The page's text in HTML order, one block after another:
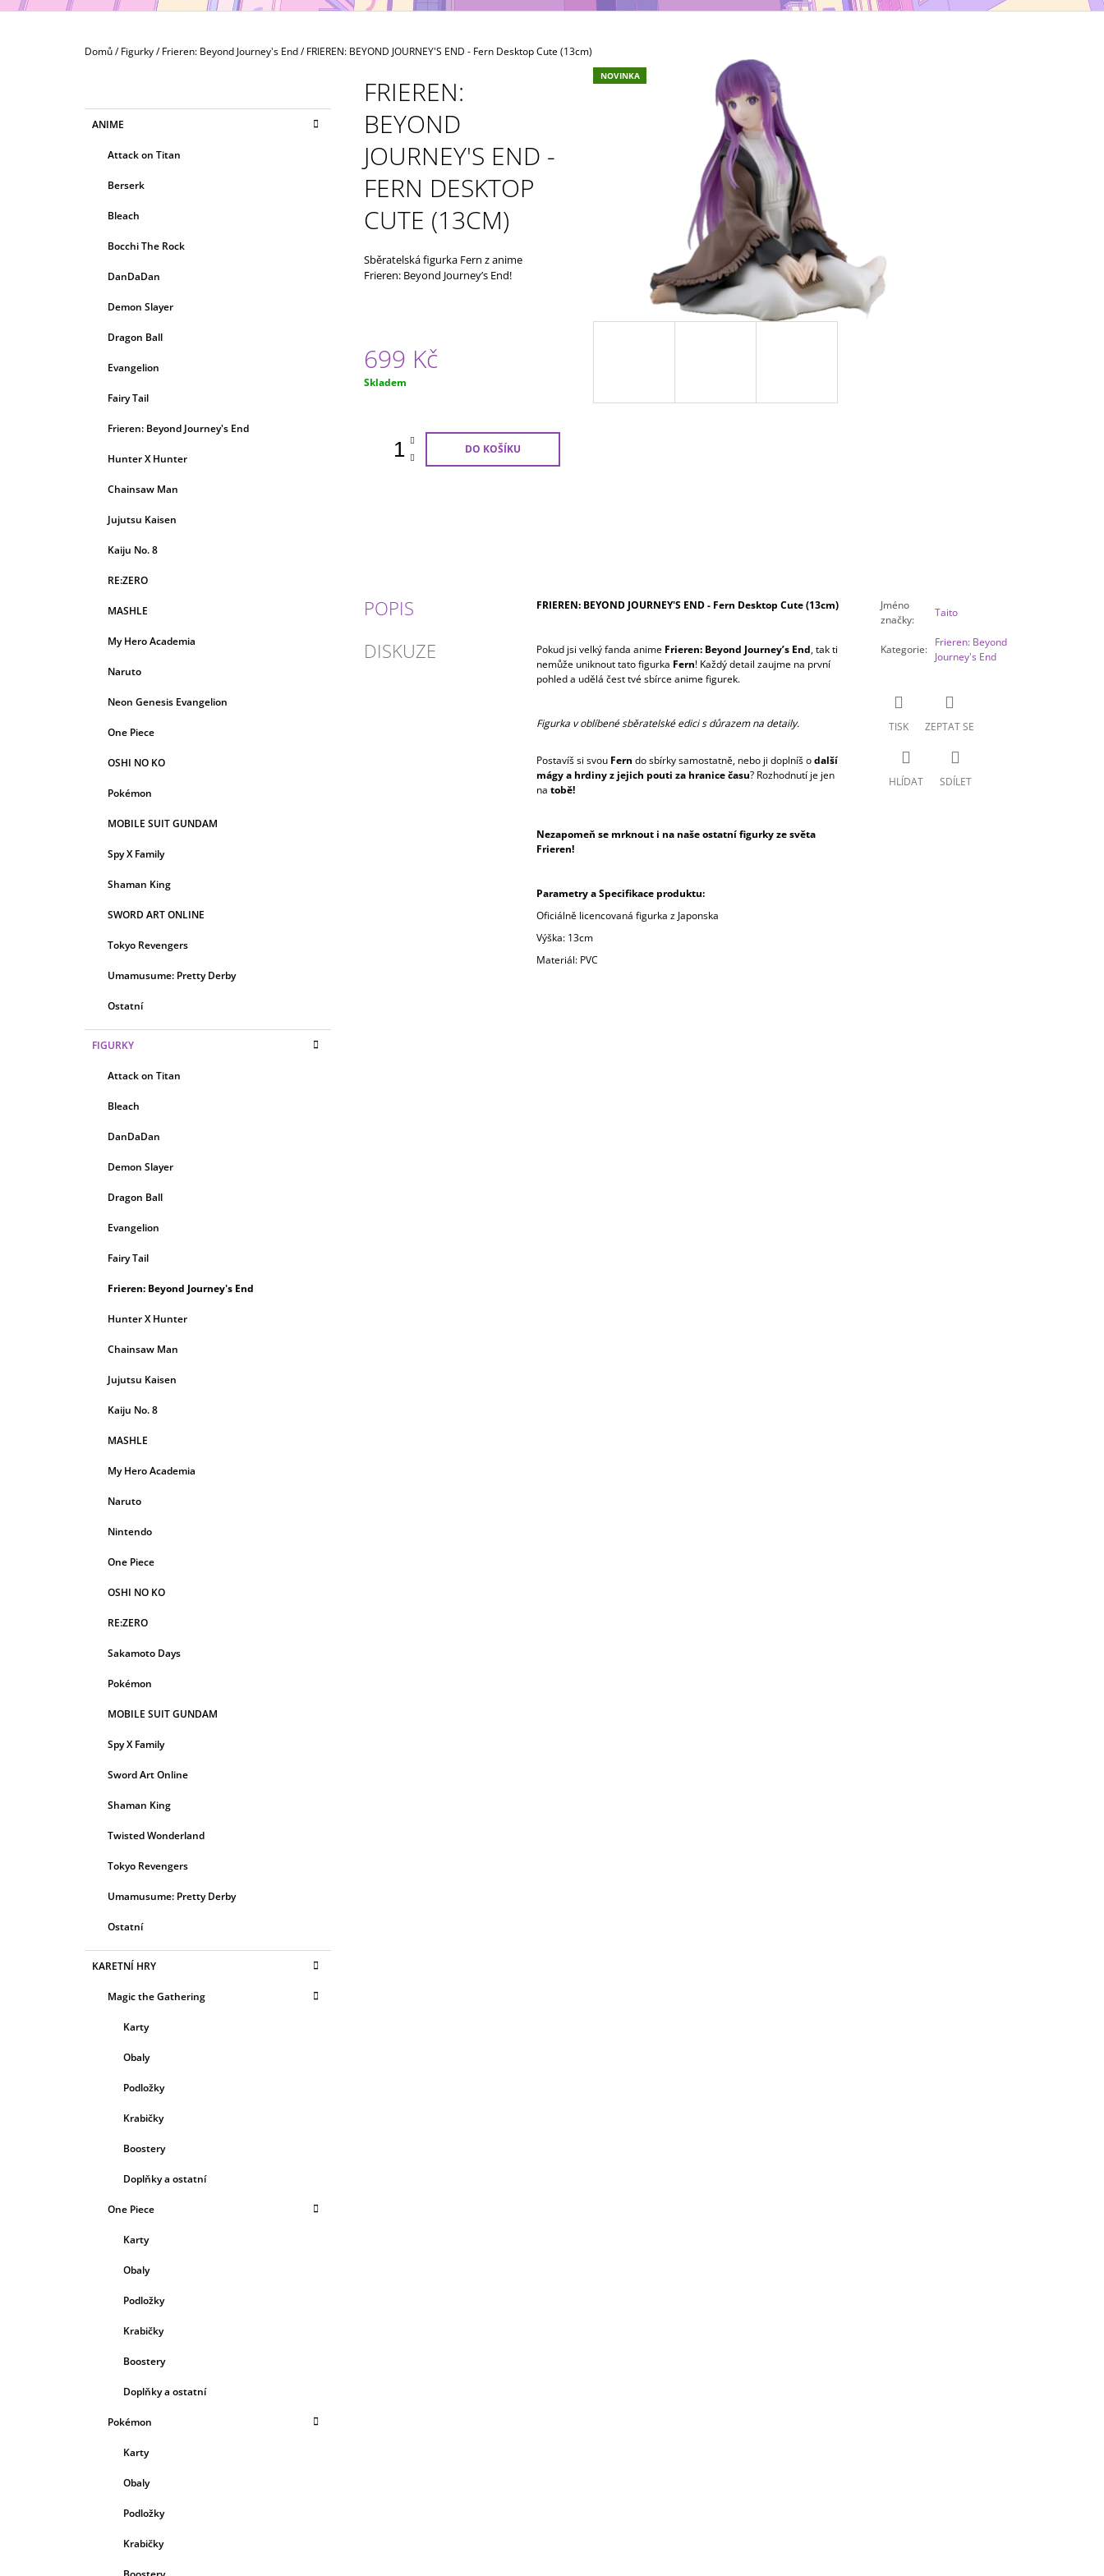
Domů/ Figurky/ Frieren: Beyond Journey's End/ FRIEREN: BEYOND JOURNEY'S END - Fern Desktop Cute (13cm)
kategorie
K
AANIME
Attack on Titan
Berserk
Bleach
Bocchi The Rock
DanDaDan
Demon Slayer
Dragon Ball
Evangelion
Fairy Tail
Frieren: Beyond Journey's End
Hunter X Hunter
Chainsaw Man
Jujutsu Kaisen
Kaiju No. 8
RE:ZERO
MASHLE
My Hero Academia
Naruto
Neon Genesis Evangelion
One Piece
OSHI NO KO
Pokémon
MOBILE SUIT GUNDAM
Spy X Family
Shaman King
SWORD ART ONLINE
Tokyo Revengers
Umamusume: Pretty Derby
Ostatní
FIGURKY
Attack on Titan
Bleach
DanDaDan
Demon Slayer
Dragon Ball
Evangelion
Fairy Tail
Frieren: Beyond Journey's End
Hunter X Hunter
Chainsaw Man
Jujutsu Kaisen
Kaiju No. 8
MASHLE
My Hero Academia
Naruto
Nintendo
One Piece
OSHI NO KO
RE:ZERO
Sakamoto Days
Pokémon
MOBILE SUIT GUNDAM
Spy X Family
Sword Art Online
Shaman King
Twisted Wonderland
Tokyo Revengers
Umamusume: Pretty Derby
Ostatní
KARETNÍ HRY
Magic the Gathering
Karty
Obaly
Podložky
Krabičky
Boostery
Doplňky a ostatní
One Piece
Karty
Obaly
Podložky
Krabičky
Boostery
Doplňky a ostatní
Pokémon
Karty
Obaly
Podložky
Krabičky
FRIEREN:
BEYOND
JOURNEY'S END -
FERN DESKTOP
CUTE (13CM)
NOVINKA
Sběratelská figurka Fern z anime
Frieren: Beyond Journey’s End!
699 Kč
Měrná
Skladem
DO KOŠÍKU
POPIS
DISKUZE
FRIEREN: BEYOND JOURNEY'S END - Fern Desktop Cute (13cm)
Pokud jsi velký fanda anime Frieren: Beyond Journey’s End, tak ti
nemůže uniknout tato figurka Fern! Každý detail zaujme na první
pohled a udělá čest tvé sbírce anime figurek.
Figurka v oblíbené sběratelské edici s důrazem na detaily.
Postavíš si svou Fern do sbírky samostatně, nebo ji doplníš odalší
mágy a hrdiny z jejich pouti za hranice času? Rozhodnutí je jen
na tobě!
Nezapomeň se mrknout i na naše ostatní figurky ze světa
Frieren!
Parametry a Specifikace produktu:
Oficiálně licencovaná figurka z Japonska
Výška: 13cm
Materiál: PVC
Jméno
značky:
Taito
Kategorie:
Frieren: Beyond
Journey's End
TISK ZEPTAT SE
HLÍDAT SDÍLET